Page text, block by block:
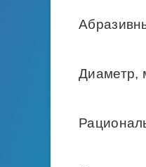
Диаметр,